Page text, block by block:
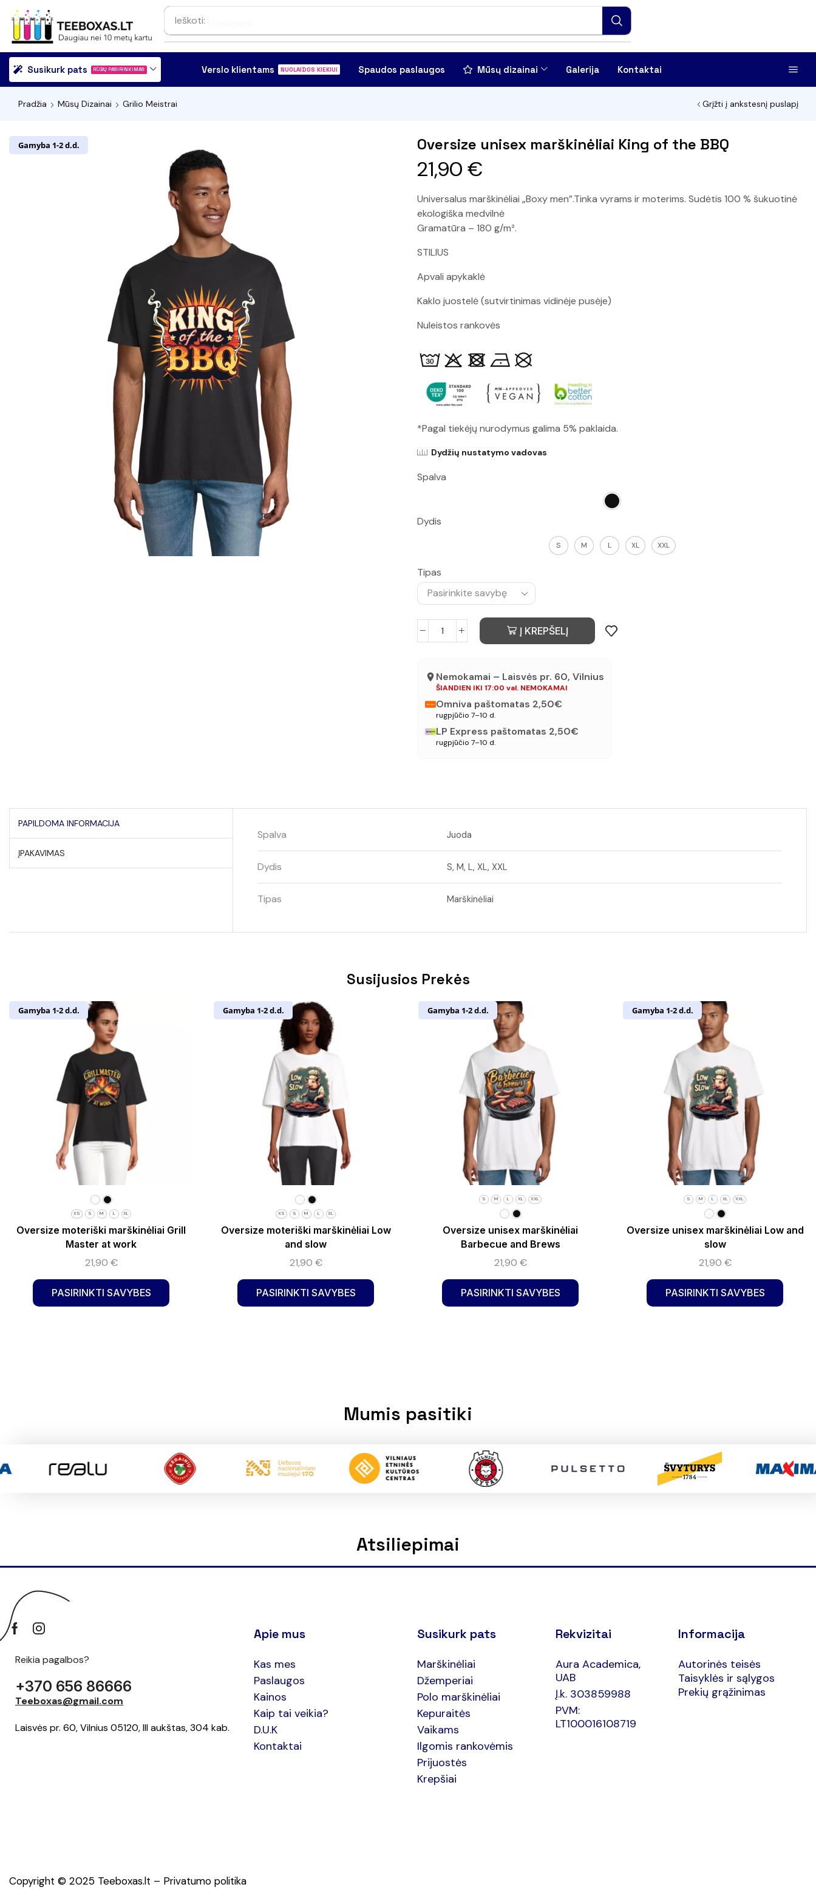
Ieškoti:
Susikurk pats RŪBŲ PASIRINKIMAS Verslo klientams NUOLAIDOS KIEKIUI Spaudos paslaugos Mūsų dizainai Galerija Kontaktai
Pradžia Mūsų Dizainai Grilio Meistrai Grįžti į ankstesnį puslapį
Gamyba 1-2 d.d. Oversize unisex marškinėliai King of the BBQ
21,90 €
Universalus marškinėliai „Boxy men”.Tinka vyrams ir moterims. Sudėtis 100 % šukuotinė
ekologiška medvilnė
Gramatūra – 180 g/m².
STILIUS
Apvali apykaklė
Kaklo juostelė (sutvirtinimas vidinėje pusėje)
Nuleistos rankovės
*Pagal tiekėjų nurodymus galima 5% paklaida.
Dydžių nustatymo vadovas
Spalva
Dydis
S M L XL XXL
Tipas
Į KREPŠELĮ
Nemokamai – Laisvės pr. 60, Vilnius
ŠIANDIEN IKI 17:00 val. NEMOKAMAI
Omniva paštomatas 2,50€
rugpjūčio 7–10 d.
LP Express paštomatas 2,50€
rugpjūčio 7–10 d.
PAPILDOMA INFORMACIJA
ĮPAKAVIMAS
Spalva Juoda
Dydis S, M, L, XL, XXL
Tipas Marškinėliai
Susijusios Prekės
Gamyba 1-2 d.d.
XS S M L XL
Oversize moteriški marškinėliai Grill
Master at work
21,90 €
PASIRINKTI SAVYBES
Gamyba 1-2 d.d.
XS S M L XL
Oversize moteriški marškinėliai Low
and slow
21,90 €
PASIRINKTI SAVYBES
Gamyba 1-2 d.d.
S M L XL XXL
Oversize unisex marškinėliai
Barbecue and Brews
21,90 €
PASIRINKTI SAVYBES
Gamyba 1-2 d.d.
S M L XL XXL
Oversize unisex marškinėliai Low and
slow
21,90 €
PASIRINKTI SAVYBES
Mumis pasitiki
Atsiliepimai
Reikia pagalbos?
+370 656 86666
Teeboxas@gmail.com
Laisvės pr. 60, Vilnius 05120, III aukštas, 304 kab.
Apie mus
Kas mes
Paslaugos
Kainos
Kaip tai veikia?
D.U.K
Kontaktai
Susikurk pats
Marškinėliai
Džemperiai
Polo marškinėliai
Kepuraitės
Vaikams
Ilgomis rankovėmis
Prijuostės
Krepšiai
Rekvizitai
Aura Academica,
UAB
Į.k. 303859988
PVM:
LT100016108719
Informacija
Autorinės teisės
Taisyklės ir sąlygos
Prekių grąžinimas
Copyright © 2025 Teeboxas.lt – Privatumo politika